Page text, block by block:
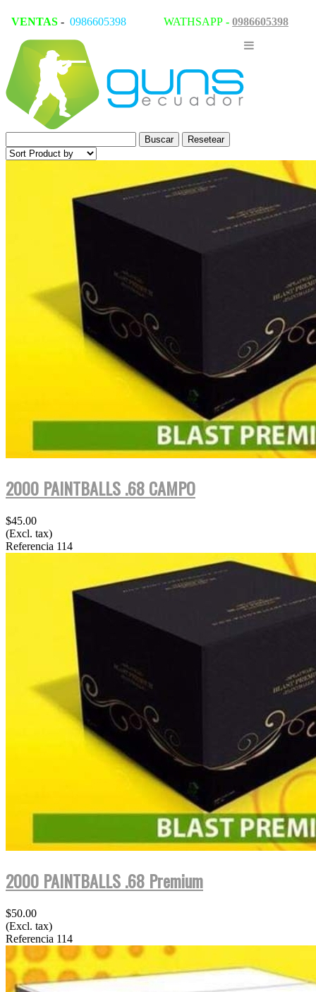
VENTAS - 0986605398 WATHSAPP - 0986605398
2000 PAINTBALLS .68 CAMPO
$45.00
(Excl. tax)
Referencia 114
2000 PAINTBALLS .68 Premium
$50.00
(Excl. tax)
Referencia 114